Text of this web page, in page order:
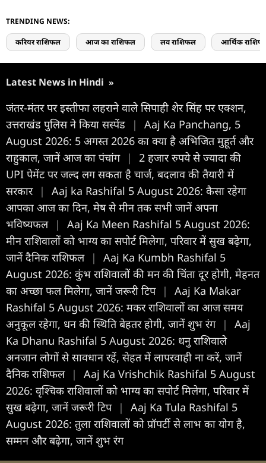
TRENDING NEWS:
करियर राशिफल आज का राशिफल लव राशिफल आर्थिक
Latest News in Hindi »
जंतर-मंतर पर इस्तीफा लहराने वाले सिपाही शेर सिंह पर एक्शन,
उत्तराखंड पुलिस ने किया सस्पेंड
|
Aaj Ka Panchang, 5
August 2026: 5 अगस्त 2026 का क्या है अभिजित मुहूर्त और
राहुकाल, जानें आज का पंचांग |
2 हजार रुपये से ज्यादा की
UPI पेमेंट पर जल्द लग सकता है चार्ज, बदलाव की तैयारी में
सरकार |
Aaj ka Rashifal 5 August 2026: कैसा रहेगा
आपका आज का द‍िन, मेष से मीन तक सभी जानें अपना
भविष्यफल |
Aaj Ka Meen Rashifal 5 August 2026:
मीन राशिवालों को भाग्य का सपोर्ट मिलेगा, परिवार में सुख बढ़ेगा,
जानें दैनिक राशिफल |
Aaj Ka Kumbh Rashifal 5
August 2026: कुंभ राशिवालोें की मन की चिंता दूर होगी, मेहनत
का अच्छा फल मिलेगा, जानें जरूरी टिप |
Aaj Ka Makar
Rashifal 5 August 2026: मकर राशिवालों का आज समय
अनुकूल रहेगा, धन की स्थिति बेहतर होगी, जानें शुभ रंग |
Aaj
Ka Dhanu Rashifal 5 August 2026: धनु राशिवाले
अनजान लोगों से सावधान रहें, सेहत में लापरवाही ना करें, जानें
दैनिक राशिफल |
Aaj Ka Vrishchik Rashifal 5 August
2026: वृश्चिक राशिवालों को भाग्य का सपोर्ट मिलेगा, परिवार में
सुख बढ़ेगा, जानें जरूरी टिप |
Aaj Ka Tula Rashifal 5
August 2026: तुला राशिवालों को प्रॉपर्टी से लाभ का योग है,
सम्मन और बढ़ेगा, जानें शुभ रंग